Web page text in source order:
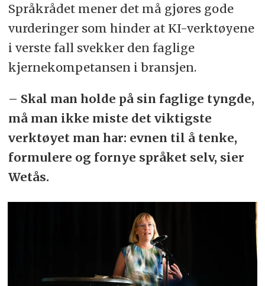
Språkrådet mener det må gjøres gode
vurderinger som hinder at KI-verktøyene
i verste fall svekker den faglige
kjernekompetansen i bransjen.
– Skal man holde på sin faglige tyngde,
må man ikke miste det viktigste
verktøyet man har: evnen til å tenke,
formulere og fornye språket selv, sier
Wetås.